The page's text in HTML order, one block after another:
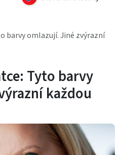
barvy omlazují. Jiné zvýrazní
Tyto barvy
každou